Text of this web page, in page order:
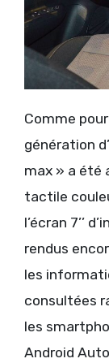
Comme
génération
max » a été
tactile
l’écran 7’’
rendus
les
consultées
les
Android